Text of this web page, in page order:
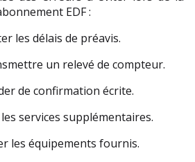
EDF :
les délais de préavis.
un relevé de compteur.
de confirmation écrite.
services supplémentaires.
les équipements fournis.